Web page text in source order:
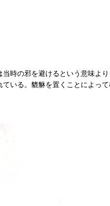
時の邪を避けるという意味よ
いる。貔貅を置くことによっ